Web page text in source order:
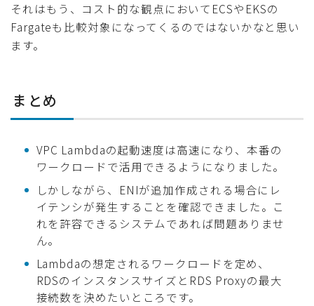
それはもう、コスト的な観点においてECSやEKSの
Fargateも比較対象になってくるのではないかなと思い
ます。
まとめ
VPC Lambdaの起動速度は高速になり、本番の
ワークロードで活用できるようになりました。
しかしながら、ENIが追加作成される場合にレ
イテンシが発生することを確認できました。こ
れを許容できるシステムであれば問題ありませ
ん。
Lambdaの想定されるワークロードを定め、
RDSのインスタンスサイズとRDS Proxyの最大
接続数を決めたいところです。